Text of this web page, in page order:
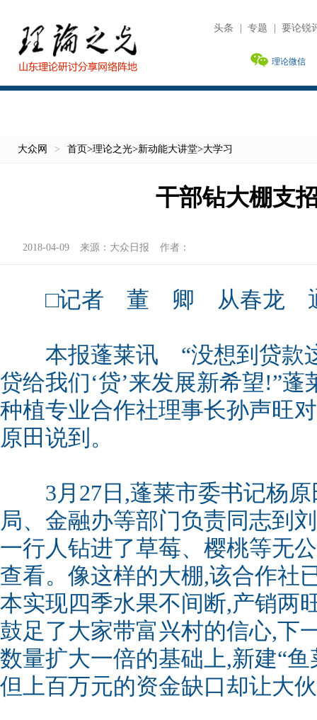
头条 专题 要论锐
理论微信
大众网 > 首页>理论之光>新动能大讲堂>大学习
干部钻大棚支
2018-04-09 来源： 大众日报 作者：
□记者 董 卿 从春龙
本报蓬莱讯 “没想到贷款这
贷给我们‘贷’来发展新希望!”
种植专业合作社理事长孙声旺
原田说到。
3月27日,蓬莱市委书记杨原
局、金融办等部门负责同志到
一行人钻进了草莓、樱桃等无
查看。像这样的大棚,该合作社
本实现四季水果不间断,产销两
鼓足了大家带富兴村的信心,下
数量扩大一倍的基础上,新建“
但上百万元的资金缺口却让大